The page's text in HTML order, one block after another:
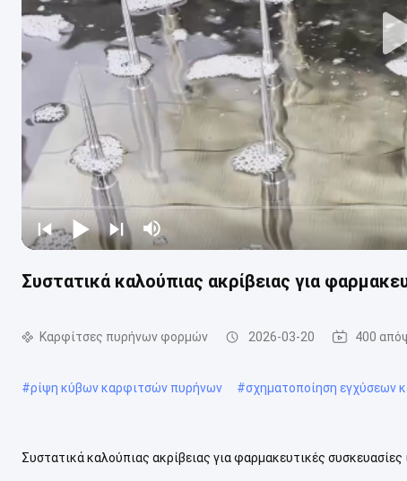
Συστατικά καλούπιας ακρίβειας για
Καρφίτσες πυρήνων φορμών 2026-03-20 400
#ρίψη κύβων καρφιτσών πυρήνων #σχηματοποίηση εγχύσεων
Συστατικά καλούπιας ακρίβειας για φαρμακευτικές